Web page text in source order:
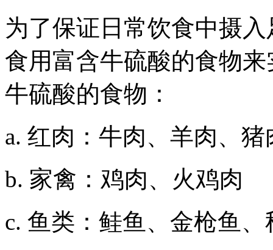
为了保证日常饮食中摄
食用富含牛硫酸的食物
牛硫酸的食物：
a. 红肉：牛肉、羊肉、猪
b. 家禽：鸡肉、火鸡肉
c. 鱼类：鲑鱼、金枪鱼